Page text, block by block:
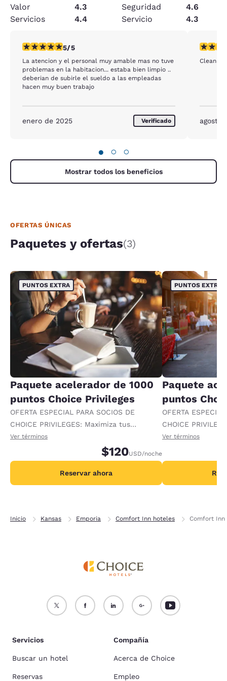
Valor
4.3 Seguridad
4.6
Servicios
4.4 Servicio 4.3
calificación de 5 estrellas. Excepcional. 1 reseña
5/5
La atencion y el personal muy amable mas no tuve
problemas en la habitacion... estaba bien limpio ..
deberian de subirle el sueldo a las empleadas
hacen muy buen trabajo
enero de 2025 Verificado
Clean
agosto
● ○ ○
Mostrar todos los beneficios
OFERTAS ÚNICAS
Paquetes y ofertas(3)
PUNTOS EXTRA
Paquete acelerador de 1000
puntos Choice Privileges
OFERTA ESPECIAL PARA SOCIOS DE
CHOICE PRIVILEGES: Maximiza tus
recompensas al recibir 1000 puntos
Ver términos
$120USD/noche
Reservar ahora
PUNTOS EXTRA
Paquete
puntos
OFERTA
CHOICE
recompensas al
Ver términos
Inicio Kansas Emporia Comfort Inn hoteles Comfort Inn
Servicios
Buscar un hotel
Reservas
Compañía
Acerca de Choice
Empleo